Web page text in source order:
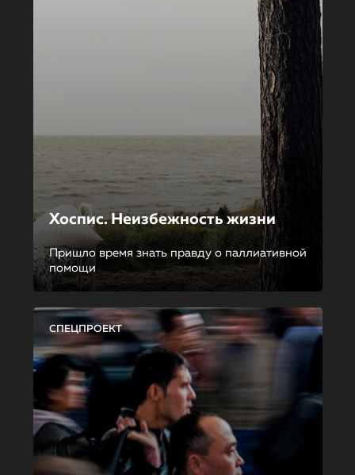
Хоспис. Неизбежность жизни
Пришло время знать правду о паллиативной
помощи
СПЕЦПРОЕКТ